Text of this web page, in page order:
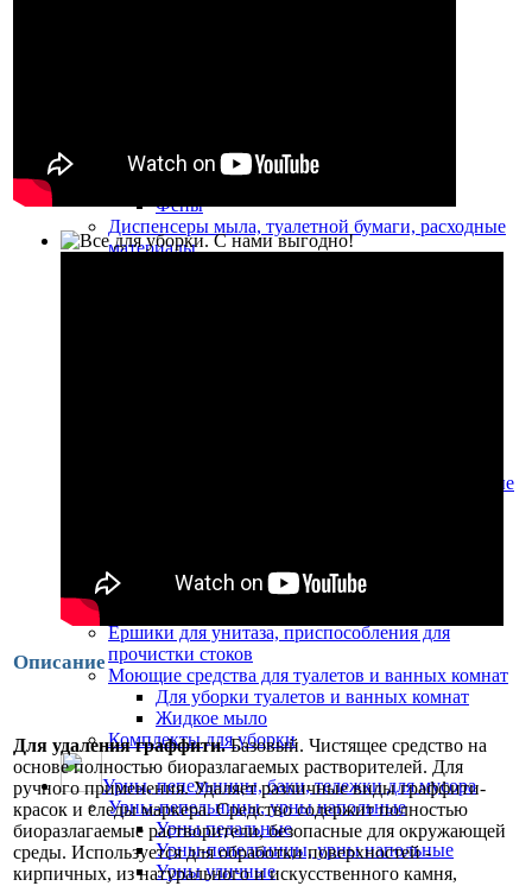
Электросушилки для рук
Фены
Диспенсеры мыла, туалетной бумаги, расходные
материалы
Корзины для мусора, педальные урны, сенсорные
Освежители воздуха
Автоматические освежители воздуха
Ершики для унитаза, приспособления для
прочистки стоков
Моющие средства для туалетов и ванных комнат
Для уборки туалетов и ванных комнат
Жидкое мыло
Комплекты для уборки
Урны, пепельницы, баки, тележки для мусора
Урны-пепельницы, урны напольные
Урны педальные
Урны-пепельницы, урны напольные
Урны уличные
Описание
Для удаления граффити.Базовый. Чистящее средство на
основе полностью биоразлагаемых растворителей. Для
ручного применения. Удаляет различные виды граффити-
красок и следы маркера. Средство содержит полностью
биоразлагаемые растворители, безопасные для окружающей
среды. Используется для обработки поверхностей -
кирпичных, из натурального и искусственного камня,